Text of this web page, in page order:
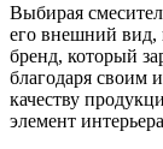
Выбирая
его внешний вид,
бренд, который
благодаря
качеству
элемент